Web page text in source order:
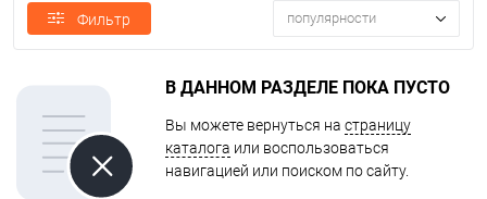
Фильтр популярности
В ДАННОМ РАЗДЕЛЕ ПОКА ПУСТО
Вы можете вернуться на страницу
каталога или воспользоваться
навигацией или поиском по сайту.